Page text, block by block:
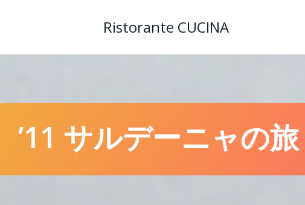
キ
Ristorante CUCINA
’11 サルデーニャの